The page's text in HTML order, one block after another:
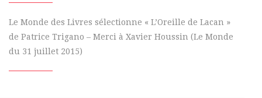
Le Monde des Livres sélectionne « L’Oreille de Lacan »
de Patrice Trigano – Merci à Xavier Houssin (Le Monde
du 31 juillet 2015)